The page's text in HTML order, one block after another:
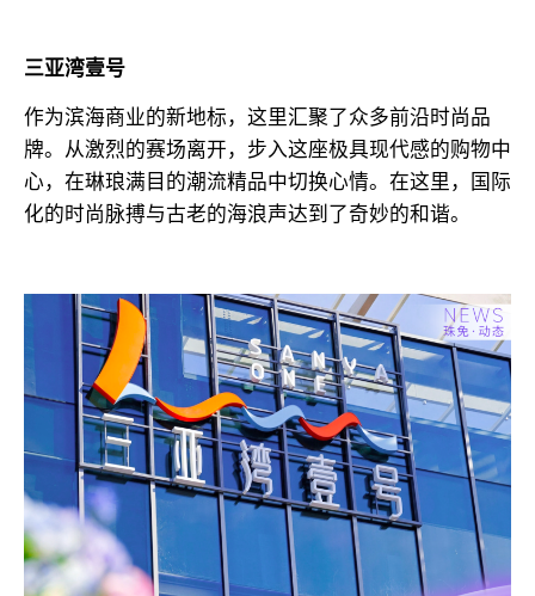
三亚湾壹号
作为滨海商业的新地标，这里汇聚了众多前沿时尚品
牌。从激烈的赛场离开，步入这座极具现代感的购物中
心，在琳琅满目的潮流精品中切换心情。在这里，国际
化的时尚脉搏与古老的海浪声达到了奇妙的和谐。